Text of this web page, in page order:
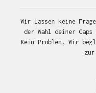
Wir lassen keine
der Wahl deiner
Kein Problem. Wir